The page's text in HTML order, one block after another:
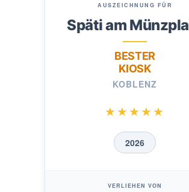
AUSZEICHNUNG FÜR
Späti am
BESTER
KIOSK
KOBLENZ
★★★★★
2026
VERLIEHEN VON